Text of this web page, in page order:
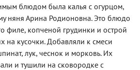
блюдом была калья с огурцом,
няня Арина Родионовна. Это блюдо
филе, копченой грудинки и острой
на кусочки. Добавляли к смеси
лук, чеснок и морковь. Их
и тушили на сковородке с